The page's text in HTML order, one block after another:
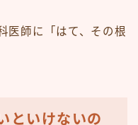
医師に「はて、その根
といけないの